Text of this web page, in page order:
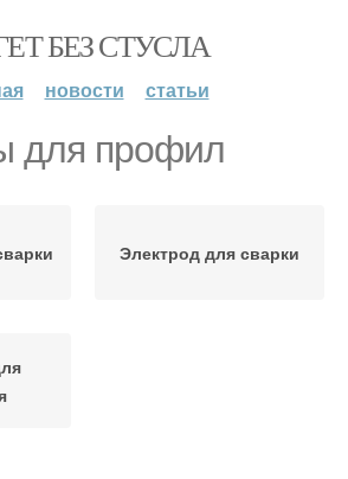
БЕЗ СТУСЛА
новости статьи
для профил
Электрод для сварки